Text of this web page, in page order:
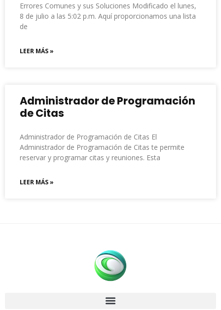
Errores Comunes y sus Soluciones Modificado el lunes,
8 de julio a las 5:02 p.m. Aquí proporcionamos una lista
de
LEER MÁS »
Administrador de Programación
de Citas
Administrador de Programación de Citas El
Administrador de Programación de Citas te permite
reservar y programar citas y reuniones. Esta
LEER MÁS »